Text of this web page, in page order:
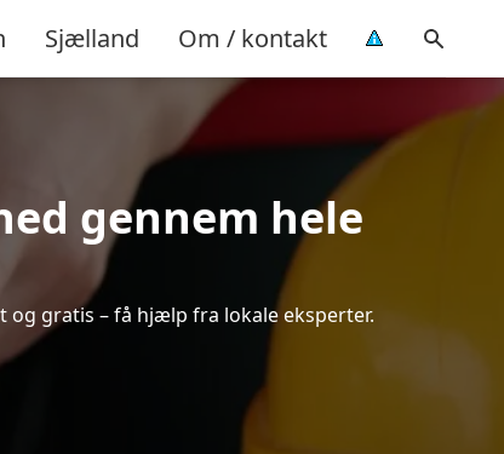
Sjælland Om / kontakt
gennem hele
gratis – få hjælp fra lokale eksperter.